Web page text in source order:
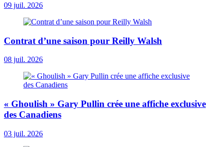
09 juil. 2026
Contrat d’une saison pour Reilly Walsh
08 juil. 2026
« Ghoulish » Gary Pullin crée une affiche exclusive
des Canadiens
03 juil. 2026